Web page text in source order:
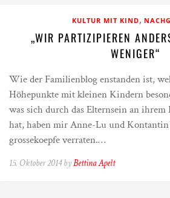
KULTUR MIT KIND,
„WIR PARTIZIPIEREN
WENIGER“
Wie der Familienblog enstanden ist,
Höhepunkte mit kleinen Kindern
was sich durch das Elternsein an ihrem
hat, haben mir Anne-Lu und
grossekoepfe verraten.…
15. Oktober 2014 byBettina Apelt